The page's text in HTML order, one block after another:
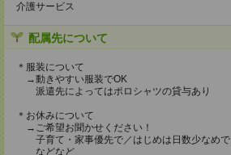
介護サービス
配属先について
＊服装について
→動きやすい服装でOK
派遣先によってはポロシャツの貸与あり
＊お休みについて
→ご希望お聞かせください！
子育て・家事優先で／はじめは日数少なめで
などなど